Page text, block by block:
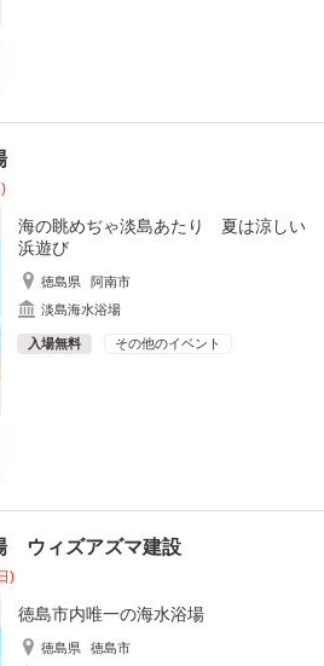
海の眺めぢゃ淡島あたり 夏は涼しい
浜遊び
徳島県
阿南市
淡島海水浴場
入場無料 その他のイベント
ウィズアズマ建設
)
徳島市内唯一の海水浴場
徳島県
徳島市